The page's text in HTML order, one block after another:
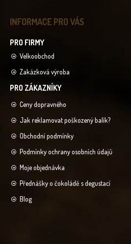
INFORMACE PRO VÁS
Velkoobchod
Zakázková výroba
Ceny dopravného
Jak reklamovat poškozený balík?
Obchodní podmínky
Podmínky ochrany osobních údajů
Moje objednávka
Přednášky o čokoládě s degustací
Blog